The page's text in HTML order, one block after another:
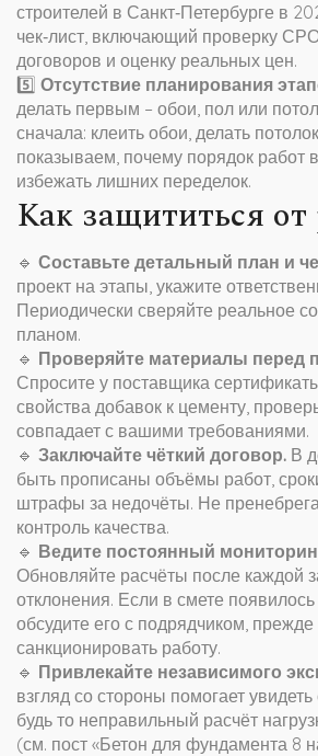
строителей в Санкт‑Петербурге в
чек‑лист, включающий проверку
договоров и оценку реальных цен.
5️⃣ Отсутствие планирования
делать первым – обои, пол или
сначала: клеить обои, делать
показываем, почему порядок работ
избежать лишних переделок.
Как защититься от
🔹 Составьте детальный план и
проект на этапы, укажите
Периодически сверяйте реальное
планом.
🔹 Проверяйте материалы перед
Спросите у поставщика
свойства добавок к цементу,
совпадает с вашими требованиями.
🔹 Заключайте чёткий договор. В
быть прописаны объёмы работ,
штрафы за недочёты. Не
контроль качества.
🔹 Ведите постоянный
Обновляйте расчёты после каждой
отклонения. Если в смете
обсудите его с подрядчиком,
санкционировать работу.
🔹 Привлекайте независимого
взгляд со стороны помогает
будь то неправильный расчёт
(см. пост «Бетон для фундамента 8